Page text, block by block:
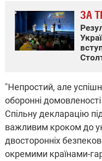
ЗА
"Непростий, але
оборонні
Спільну декларацію
важливим кроком до
двосторонніх
окремими країнами-